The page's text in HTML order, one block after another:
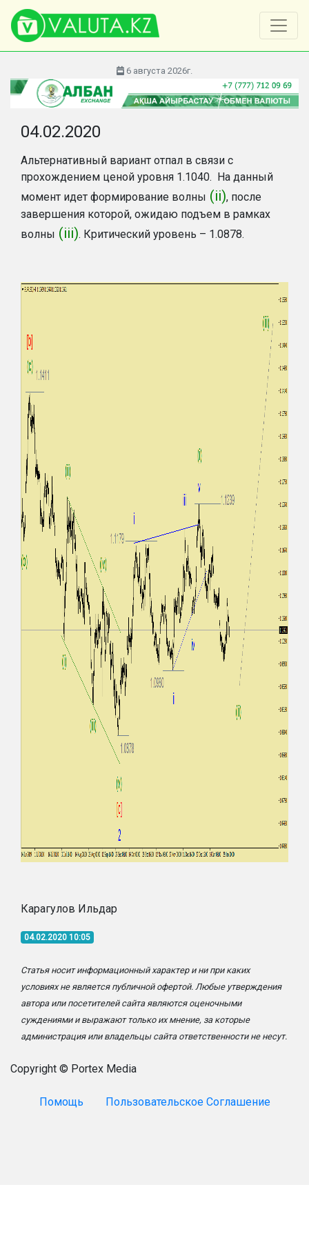
6 августа 2026г.
04.02.2020
Альтернативный вариант отпал в связи с
прохождением ценой уровня 1.1040. На данный
момент идет формирование волны (ii), после
завершения которой, ожидаю подъем в рамках
волны (iii). Критический уровень – 1.0878.
Карагулов Ильдар
04.02.2020 10:05
Статья носит информационный характер и ни при каких
условиях не является публичной офертой. Любые утверждения
автора или посетителей сайта являются оценочными
суждениями и выражают только их мнение, за которые
администрация или владельцы сайта ответственности не несут.
Copyright © Portex Media
Помощь Пользовательское Соглашение